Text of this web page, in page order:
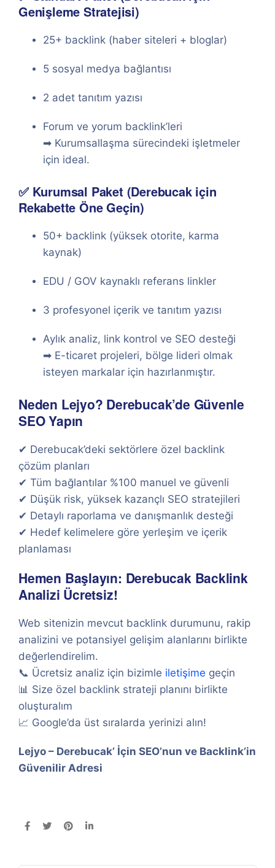
Genişleme Stratejisi)
25+ backlink (haber siteleri + bloglar)
5 sosyal medya bağlantısı
2 adet tanıtım yazısı
Forum ve yorum backlink’leri
➡ Kurumsallaşma sürecindeki işletmeler
için ideal.
✅ Kurumsal Paket (Derebucak için
Rekabette Öne Geçin)
50+ backlink (yüksek otorite, karma
kaynak)
EDU / GOV kaynaklı referans linkler
3 profesyonel içerik ve tanıtım yazısı
Aylık analiz, link kontrol ve SEO desteği
➡ E-ticaret projeleri, bölge lideri olmak
isteyen markalar için hazırlanmıştır.
Neden Lejyo? Derebucak’de Güvenle
SEO Yapın
✔ Derebucak’deki sektörlere özel backlink
çözüm planları
✔ Tüm bağlantılar %100 manuel ve güvenli
✔ Düşük risk, yüksek kazançlı SEO stratejileri
✔ Detaylı raporlama ve danışmanlık desteği
✔ Hedef kelimelere göre yerleşim ve içerik
planlaması
Hemen Başlayın: Derebucak Backlink
Analizi Ücretsiz!
Web sitenizin mevcut backlink durumunu, rakip
analizini ve potansiyel gelişim alanlarını birlikte
değerlendirelim.
📞 Ücretsiz analiz için bizimle iletişime geçin
📊 Size özel backlink strateji planını birlikte
oluşturalım
📈 Google’da üst sıralarda yerinizi alın!
Lejyo – Derebucak’ İçin SEO’nun ve Backlink’in
Güvenilir Adresi